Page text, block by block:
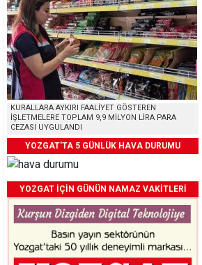
KURALLARA AYKIRI FAALİYET GÖSTEREN
İŞLETMELERE TOPLAM 9,9 MİLYON LİRA PARA
CEZASI UYGULANDI
YOZGAT'TA 5 GÜNLÜK HAVA DURUMU
YOZGAT İÇİN GÜNÜN NAMAZ VAKİTLERİ